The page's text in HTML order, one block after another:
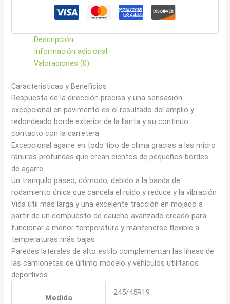
Descripción
Información adicional
Valoraciones (0)
Caracteristicas y Beneficios
Respuesta de la dirección precisa y una sensasión
excepcional en pavimento es el resultado del amplio y
redondeado borde exterior de la llanta y su continuo
contacto con la carretera
Excepcional agarre en todo tipo de clima gracias a las micro
ranuras profundas que crean cientos de pequeños bordes
de agarre
Un tranquilo paseo, cómodo, debido a la banda de
rodamiento única que cancela el ruido y reduce y la vibración
Vida útil más larga y una excelente tracción en mojado a
partir de un compuesto de caucho avanzado creado para
funcionar a menor temperatura y mantenerse flexible a
temperaturas más bajas
Paredes laterales de alto estilo complementan las líneas de
las camionetas de último modelo y vehículos utilitarios
deportivos
Medida
245/45R19